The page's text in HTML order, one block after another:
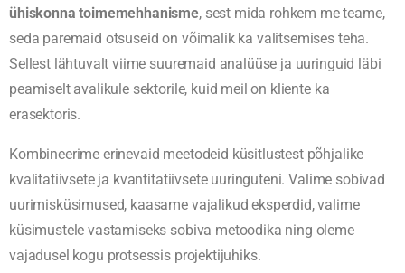
ühiskonna toimemehhanisme, sest mida rohkem me teame,
seda paremaid otsuseid on võimalik ka valitsemises teha.
Sellest lähtuvalt viime suuremaid analüüse ja uuringuid läbi
peamiselt avalikule sektorile, kuid meil on kliente ka
erasektoris.
Kombineerime erinevaid meetodeid küsitlustest põhjalike
kvalitatiivsete ja kvantitatiivsete uuringuteni. Valime sobivad
uurimisküsimused, kaasame vajalikud eksperdid, valime
küsimustele vastamiseks sobiva metoodika ning oleme
vajadusel kogu protsessis projektijuhiks.